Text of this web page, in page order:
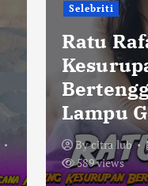
Selebriti
Ratu
Lampu
Bycitra lub
589 views